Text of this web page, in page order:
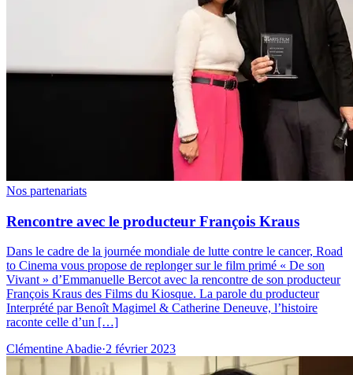
Nos partenariats
Rencontre avec le producteur François Kraus
Dans le cadre de la journée mondiale de lutte contre le cancer, Road
to Cinema vous propose de replonger sur le film primé « De son
Vivant » d’Emmanuelle Bercot avec la rencontre de son producteur
François Kraus des Films du Kiosque. La parole du producteur
Interprété par Benoît Magimel & Catherine Deneuve, l’histoire
raconte celle d’un […]
Clémentine Abadie·2 février 2023